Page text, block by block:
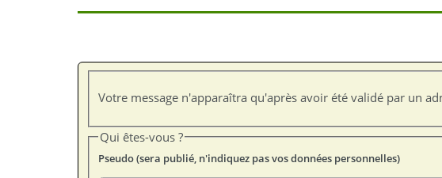
Votre message n'apparaîtra qu'après avoir été validé par un
Qui êtes-vous ?
Pseudo (sera publié, n'indiquez pas vos données personnelles)